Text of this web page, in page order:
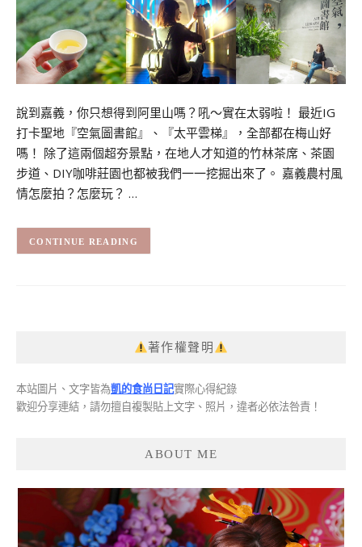
說到嘉義，你只想得到阿里山嗎？吼～實在太弱啦！ 最近IG
打卡聖地『空氣圖書館』、『太平雲梯』，全部都在梅山好
嗎！ 除了這兩個超夯景點，在地人才知道的竹林茶席、茶園
步道、DIY咖啡莊園也都被我們一一挖掘出來了。 嘉義農村風
情怎麼拍？怎麼玩？ …
CONTINUE READING
著作權聲明
本站圖片、文字皆為凱的食尚日記實際心得紀錄
歡迎分享連結，請勿擅自複製貼上文字、照片，違者必依法咎責！
ABOUT ME